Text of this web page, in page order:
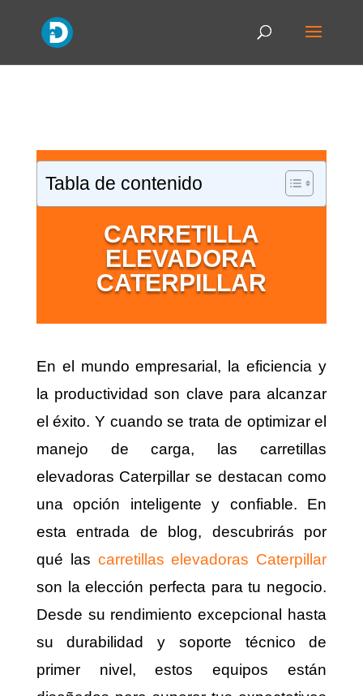
Tabla de contenido
CARRETILLA
ELEVADORA
CATERPILLAR
En el mundo empresarial, la eficiencia y
la productividad son clave para alcanzar
el éxito. Y cuando se trata de optimizar el
manejo de carga, las carretillas
elevadoras Caterpillar se destacan como
una opción inteligente y confiable. En
esta entrada de blog, descubrirás por
qué las carretillas elevadoras Caterpillar
son la elección perfecta para tu negocio.
Desde su rendimiento excepcional hasta
su durabilidad y soporte técnico de
primer nivel, estos equipos están